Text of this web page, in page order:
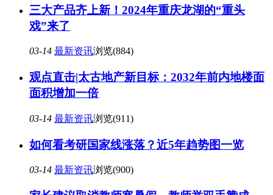
三大产品齐上新！2024年重庆龙湖的“重头
戏”来了
03-14 最新资讯浏览(884)
观点直击|太古地产新目标：2032年前内地楼面
面积增加一倍
03-14 最新资讯浏览(911)
如何看考研国家线涨落？近5年趋势图一览
03-14 最新资讯浏览(900)